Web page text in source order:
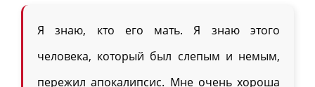
Я знаю, кто его мать. Я знаю этого
человека, который был слепым и немым,
пережил апокалипсис. Мне очень хороша